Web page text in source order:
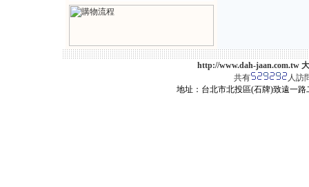
http://www.dah-jaan.com.tw
共有
人訪
地址：台北市北投區(石牌)致遠一路